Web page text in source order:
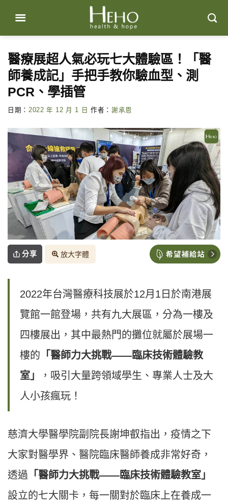
content
醫療展超人氣必玩七大體驗區！「醫
師養成記」手把手教你驗血型、測
PCR、學插管
日期： 2022 年 12 月 1 日 作者： 謝承恩
分享 放大字體
2022年台灣醫療科技展於12月1日於南港展
覽館一館登場，共有九大展區，分為一樓及
四樓展出，其中最熱門的攤位就屬於展場一
樓的 「醫師力大挑戰——臨床技術體驗教
室」
，吸引大量跨領域學生、專業人士及大
人小孩瘋玩！
慈濟大學醫學院副院長謝坤叡指出，疫情之下
大家對醫學界、醫院臨床醫師養成非常好奇，
透過 「醫師力大挑戰——臨床技術體驗教室」
設立的七大關卡，每一關對於臨床上在養成一